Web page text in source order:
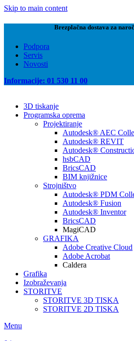
Skip to main content
Brezplačna dostava za
Podpora
Servis
Novosti
Informacije: 01 530 11 00
3D tiskanje
Programska oprema
Projektiranje
Autodesk® AEC
Autodesk® REVIT
Autodesk®
hsbCAD
BricsCAD
BIM knjižnice
Strojništvo
Autodesk® PDM
Autodesk® Fusion
Autodesk® Inventor
BricsCAD
MagiCAD
GRAFIKA
Adobe Creative Cloud
Adobe Acrobat
Caldera
Grafika
Izobraževanja
STORITVE
STORITVE 3D TISKA
STORITVE 2D TISKA
Menu